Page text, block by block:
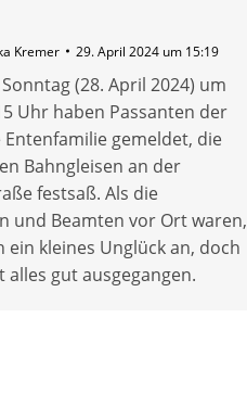
Kremer 29. April 2024 um 15:19
(28. April 2024) um
Uhr haben Passanten der
Entenfamilie gemeldet, die
Bahngleisen an der
festsaß. Als die
und Beamten vor Ort waren,
ein kleines Unglück an, doch
alles gut ausgegangen.